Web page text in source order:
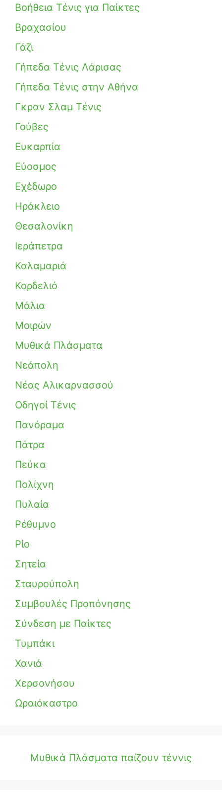
Βοήθεια Τένις για Παίκτες
Βραχασίου
Γάζι
Γήπεδα Τένις Λάρισας
Γήπεδα Τένις στην Αθήνα
Γκραν Σλαμ Τένις
Γούβες
Ευκαρπία
Εύοσμος
Εχέδωρο
Ηράκλειο
Θεσαλονίκη
Ιεράπετρα
Καλαμαριά
Κορδελιό
Μάλια
Μοιρών
Μυθικά Πλάσματα
Νεάπολη
Νέας Αλικαρνασσού
Οδηγοί Τένις
Πανόραμα
Πάτρα
Πεύκα
Πολίχνη
Πυλαία
Ρέθυμνο
Ρίο
Σητεία
Σταυρούπολη
Συμβουλές Προπόνησης
Σύνδεση με Παίκτες
Τυμπάκι
Χανιά
Χερσονήσου
Ωραιόκαστρο
Μυθικά Πλάσματα παίζουν τέννις